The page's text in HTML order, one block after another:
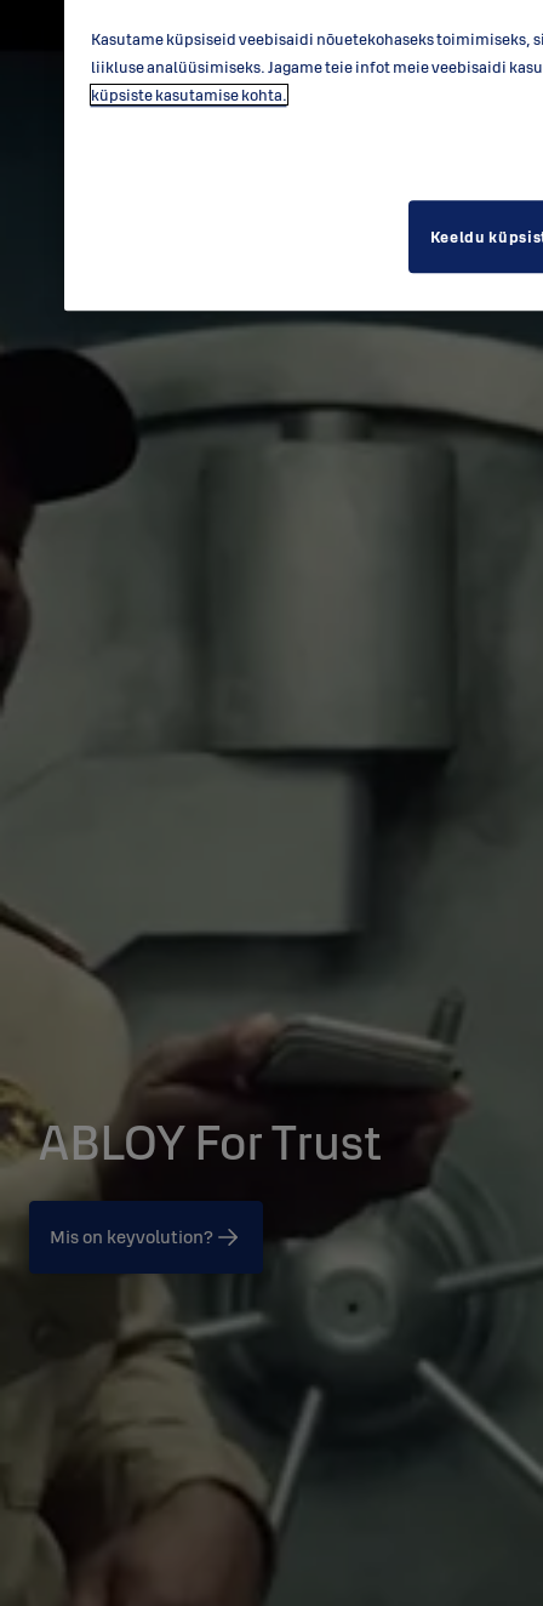
ABLOY For Trust
Mis on keyvolution?
Kasutame küpsiseid veebisaidi nõuetekohaseks
liikluse analüüsimiseks. Jagame teie infot meie veebisaidi
küpsiste kasutamise kohta.
Keeldu